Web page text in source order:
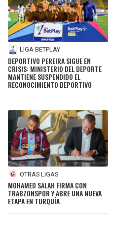
LIGA BETPLAY
DEPORTIVO PEREIRA SIGUE EN
CRISIS: MINISTERIO DEL DEPORTE
MANTIENE SUSPENDIDO EL
RECONOCIMIENTO DEPORTIVO
OTRAS LIGAS
MOHAMED SALAH FIRMA CON
TRABZONSPOR Y ABRE UNA NUEVA
ETAPA EN TURQUÍA